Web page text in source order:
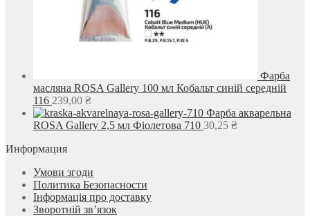
Фарба
масляна ROSA Gallery 100 мл Кобальт синій середній
116 239,00 ₴
Фарба акварельна
ROSA Gallery 2,5 мл Фіолетова 710 30,25 ₴
Информация
Умови згоди
Политика Безопасности
Інформація про доставку
Зворотній зв’язок